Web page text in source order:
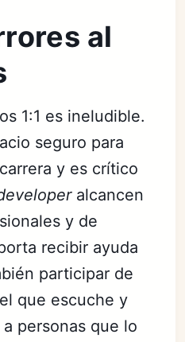
al
1:1 es ineludible.
seguro para
y es crítico
alcancen
y de
recibir ayuda
participar de
que escuche y
personas que lo